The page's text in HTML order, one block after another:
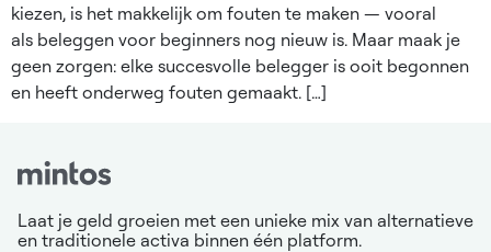
kiezen, is het makkelijk om fouten te maken — vooral
als beleggen voor beginners nog nieuw is. Maar maak je
geen zorgen: elke succesvolle belegger is ooit begonnen
en heeft onderweg fouten gemaakt. […]
Laat je geld groeien met een unieke mix van alternatieve
en traditionele activa binnen één platform.